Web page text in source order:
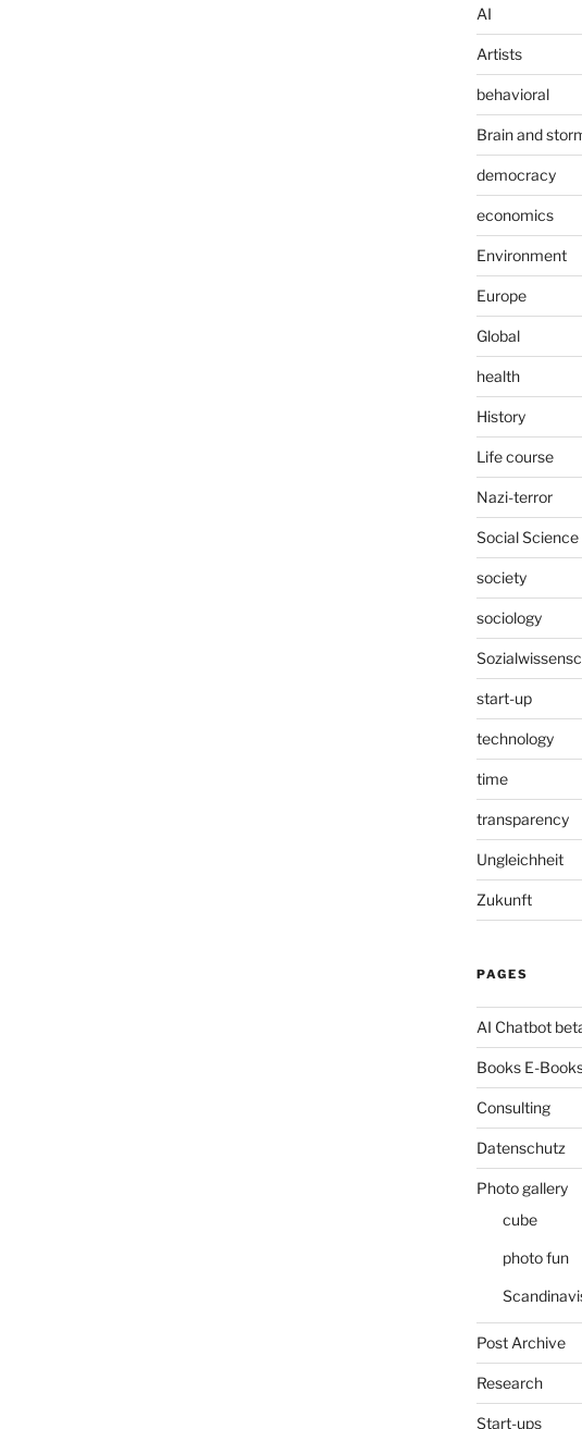
AI
Artists
behavioral
Brain and
democracy
economics
Environment
Europe
Global
health
History
Life course
Nazi-terror
Social Science
society
sociology
start-up
technology
time
transparency
Ungleichheit
Zukunft
PAGES
AI Chatbot
Books E-
Consulting
Datenschutz
Photo gallery
cube
photo fun
Post Archive
Research
Start-ups